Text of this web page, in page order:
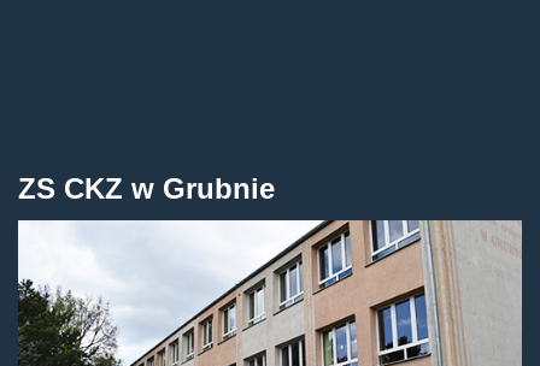
ZS CKZ w Grubnie